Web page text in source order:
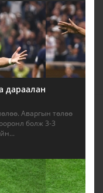
дараалан
Аваргын төлөө
болж 3-3